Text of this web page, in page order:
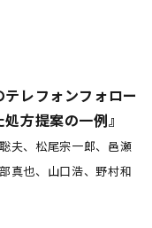
テレフォンフォロー
方提案の一例』
夫、松尾宗一郎、邑瀬
真也、山口浩、野村和